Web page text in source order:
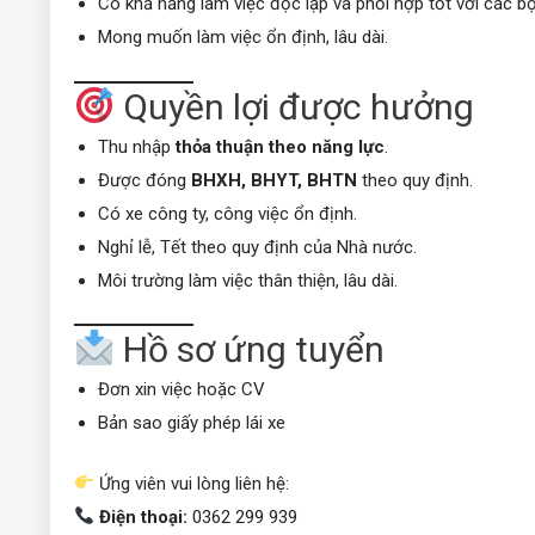
Mong muốn làm việc ổn định, lâu dài.
Quyền lợi được hưởng
Thu nhậpthỏa thuận theo năng lực.
Được đóng BHXH, BHYT, BHTN theo quy định.
Có xe công ty, công việc ổn định.
Nghỉ lễ, Tết theo quy định của Nhà nước.
Môi trường làm việc thân thiện, lâu dài.
Hồ sơ ứng tuyển
Đơn xin việc hoặc CV
Bản sao giấy phép lái xe
Ứng viên vui lòng liên hệ:
Điện thoại: 0362 299 939